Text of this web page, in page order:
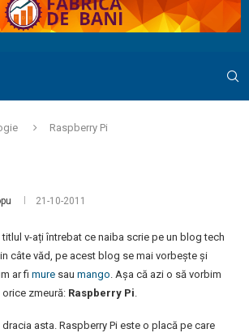
Raspberry Pi
21-10-2011
v-ați întrebat ce naiba scrie pe un blog tech
câte văd, pe acest blog se mai vorbește și
ar fi mure sau mango. Așa că azi o să vorbim
zmeură: Raspberry Pi.
asta. Raspberry Pi este o placă pe care